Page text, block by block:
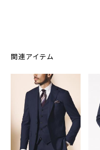
関連アイテム